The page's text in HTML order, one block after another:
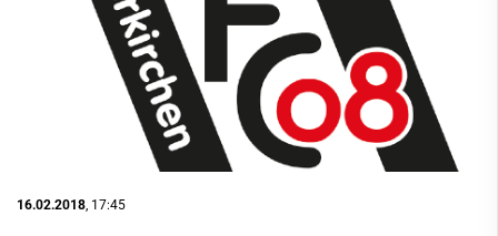
16.02.2018 , 17:45